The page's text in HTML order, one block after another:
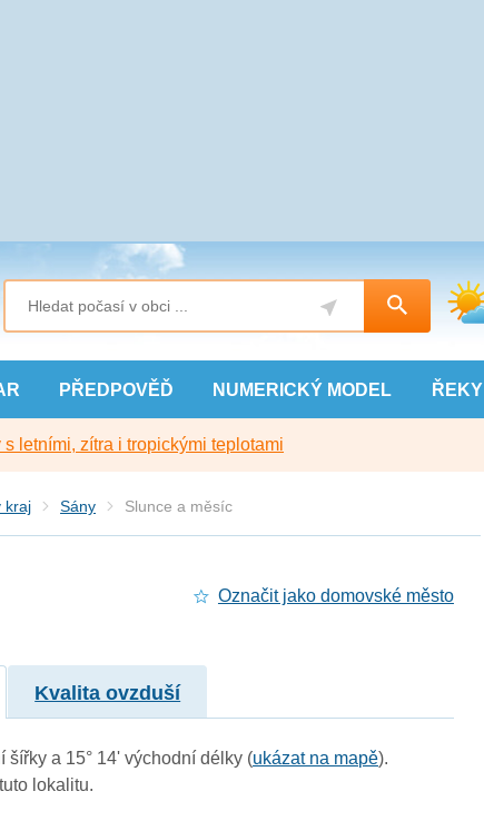
PŘEDPOVĚĎ NUMERICKÝ MODEL ŘEKY
letními, zítra i tropickými teplotami
kraj Sány Slunce a měsíc
Označit jako domovské město
Kvalita ovzduší
šířky a 15° 14' východní délky (ukázat na mapě).
lokalitu.